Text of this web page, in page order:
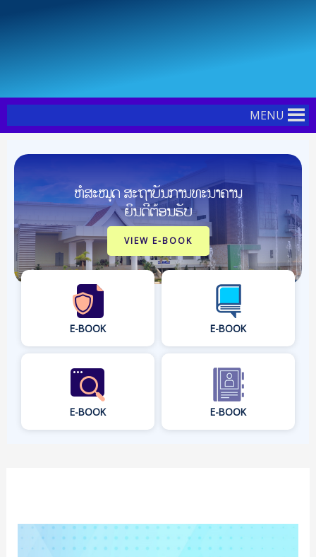
MENU
ຫໍສະໝຸດ ສະຖາບັນການທະນາຄານ
ຍິນດີຕ້ອນຮັບ
VIEW E-BOOK
E-BOOK E-BOOK
E-BOOK E-BOOK